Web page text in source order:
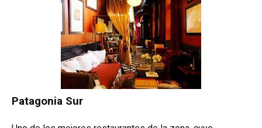
Patagonia Sur